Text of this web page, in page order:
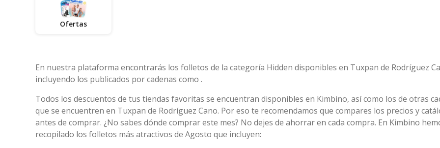
Ofertas
En nuestra plataforma encontrarás los folletos de la categoría Hidden disponibles en Tuxpan de Rodríguez
incluyendo los publicados por cadenas como .
Todos los descuentos de tus tiendas favoritas se encuentran disponibles en Kimbino, así como los de otras
que se encuentren en Tuxpan de Rodríguez Cano. Por eso te recomendamos que compares los precios y
antes de comprar. ¿No sabes dónde comprar este mes? No dejes de ahorrar en cada compra. En Kimbino
recopilado los folletos más atractivos de Agosto que incluyen: